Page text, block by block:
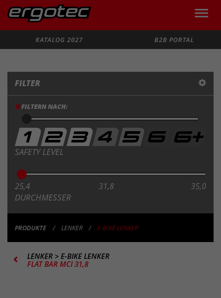
Toggle
KATALOG 2027
B2B PORTAL
FILTER
FILTERN NACH:
SAFETY LEVEL
25,4 31,8 35,0
DURCHMESSER
PRODUKTE LENKER E-BIKE LENKER
LENKER > E-BIKE LENKER
FLAT BAR MCI 31,8